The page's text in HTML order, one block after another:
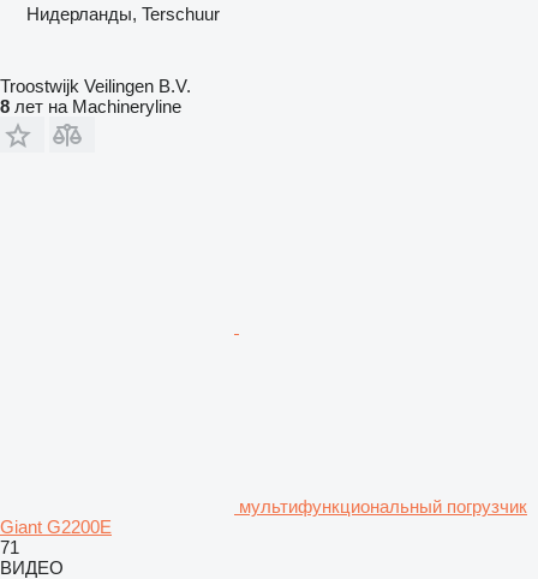
Нидерланды, Terschuur
Troostwijk Veilingen B.V.
8 лет на Machineryline
мультифункциональный погрузчик
Giant G2200E
71
ВИДЕО